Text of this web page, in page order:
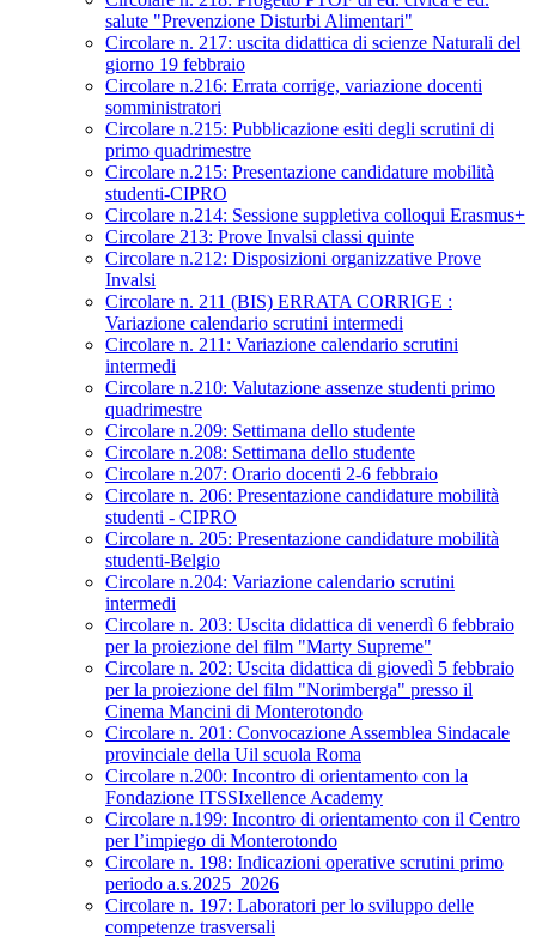
salute "Prevenzione Disturbi Alimentari"
Circolare n. 217: uscita didattica di scienze Naturali del
giorno 19 febbraio
Circolare n.216: Errata corrige, variazione docenti
somministratori
Circolare n.215: Pubblicazione esiti degli scrutini di
primo quadrimestre
Circolare n.215: Presentazione candidature mobilità
studenti-CIPRO
Circolare n.214: Sessione suppletiva colloqui Erasmus+
Circolare 213: Prove Invalsi classi quinte
Circolare n.212: Disposizioni organizzative Prove
Invalsi
Circolare n. 211 (BIS) ERRATA CORRIGE :
Variazione calendario scrutini intermedi
Circolare n. 211: Variazione calendario scrutini
intermedi
Circolare n.210: Valutazione assenze studenti primo
quadrimestre
Circolare n.209: Settimana dello studente
Circolare n.208: Settimana dello studente
Circolare n.207: Orario docenti 2-6 febbraio
Circolare n. 206: Presentazione candidature mobilità
studenti - CIPRO
Circolare n. 205: Presentazione candidature mobilità
studenti-Belgio
Circolare n.204: Variazione calendario scrutini
intermedi
Circolare n. 203: Uscita didattica di venerdì 6 febbraio
per la proiezione del film "Marty Supreme"
Circolare n. 202: Uscita didattica di giovedì 5 febbraio
per la proiezione del film "Norimberga" presso il
Cinema Mancini di Monterotondo
Circolare n. 201: Convocazione Assemblea Sindacale
provinciale della Uil scuola Roma
Circolare n.200: Incontro di orientamento con la
Fondazione ITSSIxellence Academy
Circolare n.199: Incontro di orientamento con il Centro
per l’impiego di Monterotondo
Circolare n. 198: Indicazioni operative scrutini primo
periodo a.s.2025_2026
Circolare n. 197: Laboratori per lo sviluppo delle
competenze trasversali